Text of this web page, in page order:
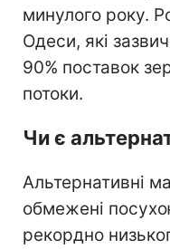
минулого року.
Одеси, які
90% поставок
потоки.
Чи є
Альтернативні
обмежені
рекордно